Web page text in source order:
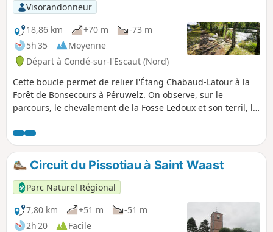
Visorandonneur
18,86 km
+70 m
-73 m
5h 35
Moyenne
Départ à Condé-sur-l'Escaut (Nord)
Cette boucle permet de relier l'Étang Chabaud-Latour à la
Forêt de Bonsecours à Péruwelz. On observe, sur le
parcours, le chevalement de la Fosse Ledoux et son terril, la
Bon-Secours de Péruwelz.
Circuit du Pissotiau à Saint Waast
Parc Naturel Régional
7,80 km
+51 m
-51 m
2h 20
Facile